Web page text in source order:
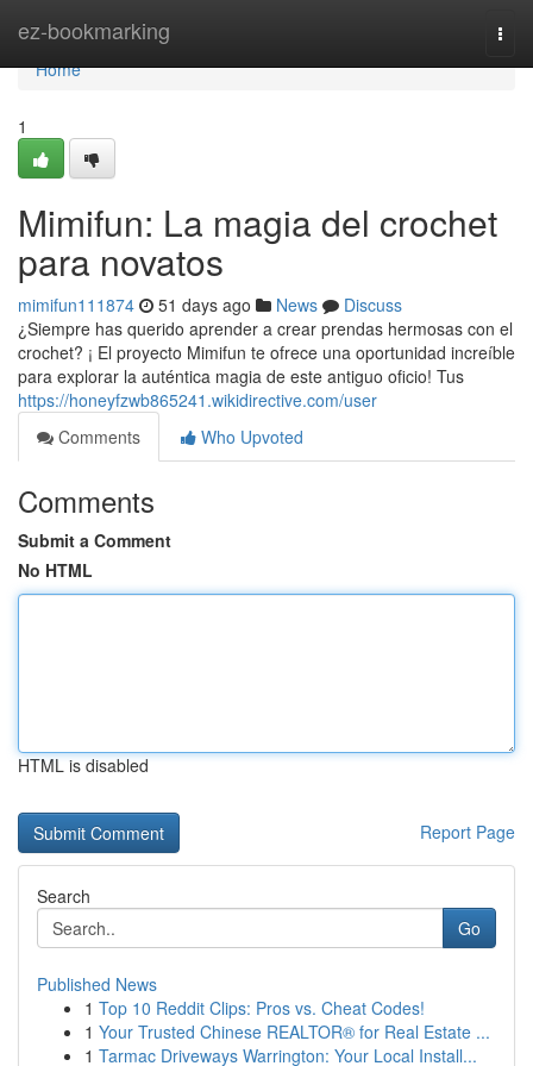
ez-bookmarking
Home
Home
1
Mimifun: La magia del crochet
para novatos
mimifun111874 51 days ago News
Discuss
¿Siempre has querido aprender a crear prendas hermosas con el
crochet? ¡ El proyecto Mimifun te ofrece una oportunidad increíble
para explorar la auténtica magia de este antiguo oficio! Tus
https://honeyfzwb865241.wikidirective.com/user
Comments
Who Upvoted
Comments
Submit a Comment
No HTML
HTML is disabled
Report Page
Search
Go
Published News
1 Top 10 Reddit Clips: Pros vs. Cheat Codes!
1 Your Trusted Chinese REALTOR® for Real Estate ...
1 Tarmac Driveways Warrington: Your Local Install...